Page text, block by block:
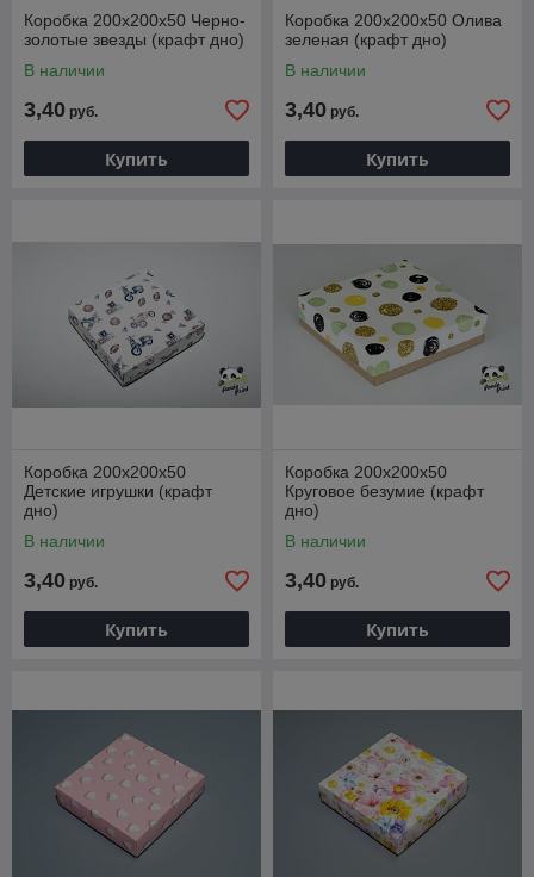
Коробка 200х200х50 Черно-
золотые звезды (крафт дно)
В наличии
3,40 руб.
Купить
Коробка 200х200х50 Олива
зеленая (крафт дно)
В наличии
3,40 руб.
Купить
Коробка 200х200х50
Детские игрушки (крафт
дно)
В наличии
3,40 руб.
Купить
Коробка 200х200х50
Круговое безумие (крафт
дно)
В наличии
3,40 руб.
Купить